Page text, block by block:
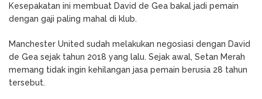
Kesepakatan ini membuat David de Gea bakal jadi pemain
dengan gaji paling mahal di klub.
Manchester United sudah melakukan negosiasi dengan David
de Gea sejak tahun 2018 yang lalu. Sejak awal, Setan Merah
memang tidak ingin kehilangan jasa pemain berusia 28 tahun
tersebut.